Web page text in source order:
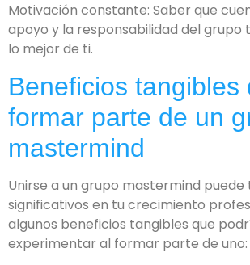
Motivación constante: Saber que
apoyo y la responsabilidad del grupo
lo mejor de ti.
Beneficios tangibles
formar parte de un
mastermind
Unirse a un grupo mastermind
significativos en tu crecimiento
algunos beneficios tangibles que
experimentar al formar parte de uno: